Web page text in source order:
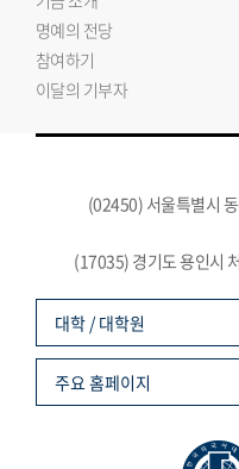
명예의 전당
참여하기
이달의 기부자
(02450) 서울특별시
(17035) 경기도 용인시
대학 / 대학원
주요 홈페이지